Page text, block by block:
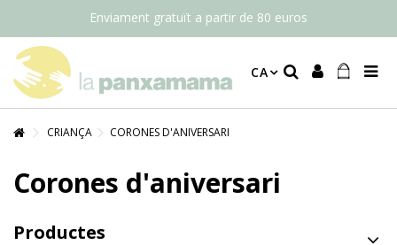
Enviament gratuït a partir de 80 euros
CA
CRIANÇA CORONES D'ANIVERSARI
Corones d'aniversari
Productes